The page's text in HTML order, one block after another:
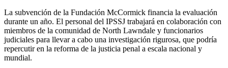
La subvención de la Fundación McCormick financia la evaluación
durante un año. El personal del IPSSJ trabajará en colaboración con
miembros de la comunidad de North Lawndale y funcionarios
judiciales para llevar a cabo una investigación rigurosa, que podría
repercutir en la reforma de la justicia penal a escala nacional y
mundial.